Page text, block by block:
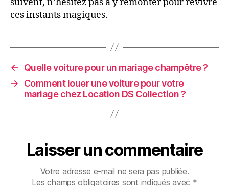
ces instants magiques.
←
Quelle voiture pour un mariage champêtre ?
→
Comment louer une voiture pour votre
mariage chez Location DS Collection ?
Laisser un commentaire
Votre adresse e-mail ne sera pas publiée.
Les champs obligatoires sont indiqués avec *